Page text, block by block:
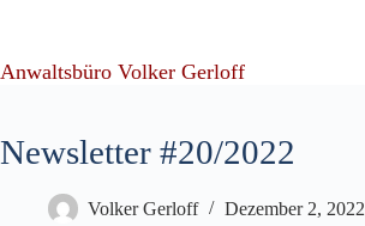
Anwaltsbüro Volker Gerloff
Newsletter #20/2022
Volker Gerloff Dezember 2, 2022